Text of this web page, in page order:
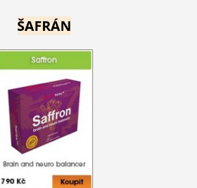
ŠAFRÁN